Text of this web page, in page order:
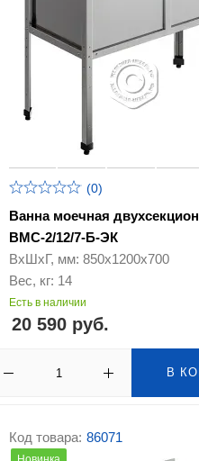
(0)
Ванна моечная
ВМС-2/12/7-Б-ЭК
ВхШхГ, мм: 850х1200х700
Вес, кг: 14
Есть в наличии
20 590 руб.
В
Код товара: 86071